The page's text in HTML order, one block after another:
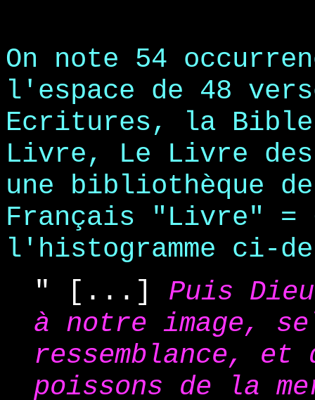
On note 54
l'espace de 48
Ecritures, la
Livre, Le Livre
une bibliothèque
Français "Livre" =
l'histogramme ci-
" [...] Puis
à notre image,
ressemblance,
poissons de la